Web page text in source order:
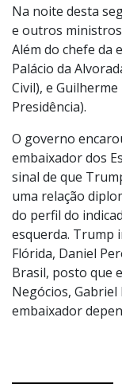
Na noite desta
e outros
Além do chefe da
Palácio da
Civil), e
Presidência).
O governo
embaixador dos
sinal de que
uma relação
do perfil do
esquerda. Trump
Flórida, Daniel
Brasil, posto que
Negócios, Gabriel
embaixador